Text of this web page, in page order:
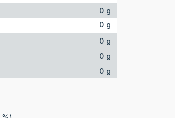
0 g
0 g
0 g
0 g
0 g